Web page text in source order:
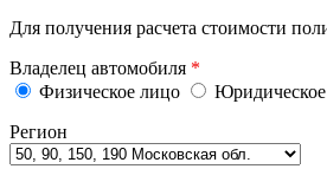
Для получения расчета стоимости
Владелец автомобиля *
Физическое лицо
Регион